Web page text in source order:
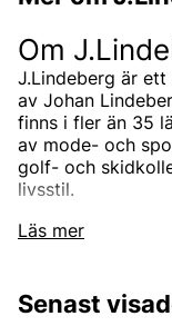
Läs mer
Om
J.Lindeberg är
av Johan
finns i fler än 35
av mode- och
golf- och
livsstil.
I
Hos oss på
varierat utbud av
Senast